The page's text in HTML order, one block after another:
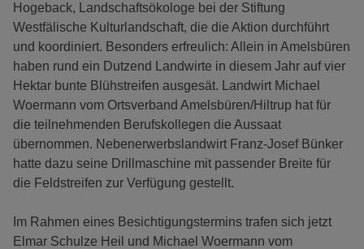
Hogeback, Landschaftsökologe bei der Stiftung
Westfälische Kulturlandschaft, die die Aktion durchführt
und koordiniert. Besonders erfreulich: Allein in Amelsbüren
haben rund ein Dutzend Landwirte in diesem Jahr auf vier
Hektar bunte Blühstreifen ausgesät. Landwirt Michael
Woermann vom Ortsverband Amelsbüren/Hiltrup hat für
die teilnehmenden Berufskollegen die Aussaat
übernommen. Nebenerwerbslandwirt Franz-Josef Bünker
hatte dazu seine Drillmaschine mit passender Breite für
die Feldstreifen zur Verfügung gestellt.
Im Rahmen eines Besichtigungstermins trafen sich jetzt
Elmar Schulze Heil und Michael Woermann vom